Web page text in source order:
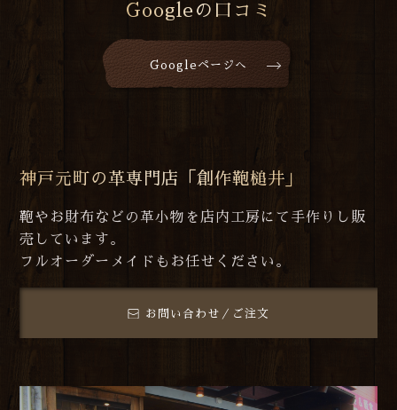
Googleの口コミ
Googleページへ
神戸元町の革専門店「創作鞄槌井」
鞄やお財布などの革小物を店内工房にて手作りし販
売しています。
フルオーダーメイドもお任せください。
お問い合わせ／ご注文